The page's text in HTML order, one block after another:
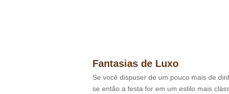
Fantasias de Luxo
Se você dispuser de um pouco mais de
se então a festa for em um estilo mais